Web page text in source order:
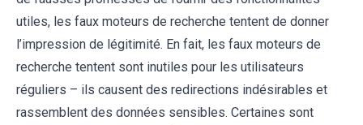
utiles, les faux moteurs de recherche tentent de donner
l’impression de légitimité. En fait, les faux moteurs de
recherche tentent sont inutiles pour les utilisateurs
réguliers – ils causent des redirections indésirables et
rassemblent des données sensibles. Certaines sont